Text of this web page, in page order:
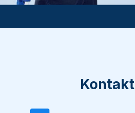
Kontakt